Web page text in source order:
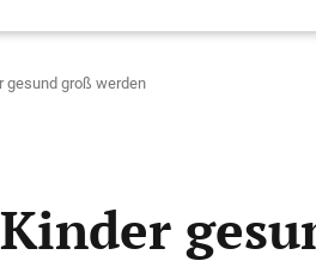
gesund groß werden